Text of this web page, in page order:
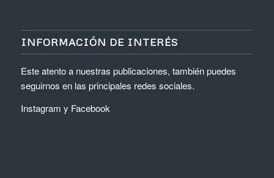
INFORMACIÓN DE INTERÉS
Este atento a nuestras publicaciones, también puedes
seguirnos en las principales redes sociales.
Instagram y Facebook